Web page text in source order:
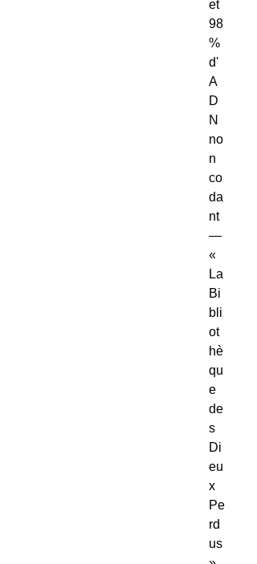
et
98
%
d'
A
D
N
no
n
co
da
nt
—
«
La
Bi
bli
ot
hè
qu
e
de
s
Di
eu
x
Pe
rd
us